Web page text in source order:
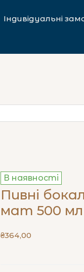
Індивідуальні
В наявності
Пивні
мат 500 мл
₴364,00